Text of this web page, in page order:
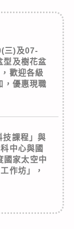
三)及07-
型及樹花盆
歡迎各級
，優惠現職
技課程」與
中心與國
國家太空中
作坊」，